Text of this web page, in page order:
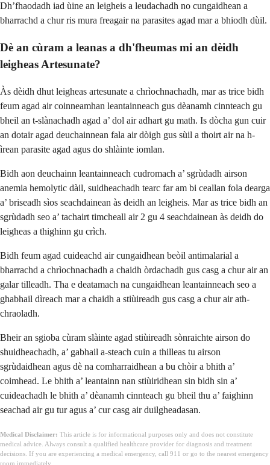
Dh’fhaodadh iad ùine an leigheis a leudachadh no cungaidhean a
bharrachd a chur ris mura freagair na parasites agad mar a bhiodh dùil.
Dè an cùram a leanas a dh'fheumas mi an dèidh
leigheas Artesunate?
Às dèidh dhut leigheas artesunate a chrìochnachadh, mar as trice bidh
feum agad air coinneamhan leantainneach gus dèanamh cinnteach gu
bheil an t-slànachadh agad a’ dol air adhart gu math. Is dòcha gun cuir
an dotair agad deuchainnean fala air dòigh gus sùil a thoirt air na h-
ìrean parasite agad agus do shlàinte iomlan.
Bidh aon deuchainn leantainneach cudromach a’ sgrùdadh airson
anemia hemolytic dàil, suidheachadh tearc far am bi ceallan fola dearga
a’ briseadh sìos seachdainean às deidh an leigheis. Mar as trice bidh an
sgrùdadh seo a’ tachairt timcheall air 2 gu 4 seachdainean às deidh do
leigheas a thighinn gu crìch.
Bidh feum agad cuideachd air cungaidhean beòil antimalarial a
bharrachd a chrìochnachadh a chaidh òrdachadh gus casg a chur air an
galar tilleadh. Tha e deatamach na cungaidhean leantainneach seo a
ghabhail dìreach mar a chaidh a stiùireadh gus casg a chur air ath-
chraoladh.
Bheir an sgioba cùram slàinte agad stiùireadh sònraichte airson do
shuidheachadh, a’ gabhail a-steach cuin a thilleas tu airson
sgrùdaidhean agus dè na comharraidhean a bu chòir a bhith a’
coimhead. Le bhith a’ leantainn nan stiùiridhean sin bidh sin a’
cuideachadh le bhith a’ dèanamh cinnteach gu bheil thu a’ faighinn
seachad air gu tur agus a’ cur casg air duilgheadasan.
Medical Disclaimer: This article is for informational purposes only and does not constitute
medical advice. Always consult a qualified healthcare provider for diagnosis and treatment
decisions. If you are experiencing a medical emergency, call 911 or go to the nearest emergency
room immediately.